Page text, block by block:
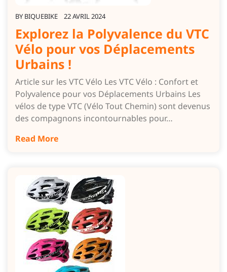
BY BIQUEBIKE 22 AVRIL 2024
Explorez la Polyvalence du VTC
Vélo pour vos Déplacements
Urbains !
Article sur les VTC Vélo Les VTC Vélo : Confort et
Polyvalence pour vos Déplacements Urbains Les
vélos de type VTC (Vélo Tout Chemin) sont devenus
des compagnons incontournables pour…
Read More